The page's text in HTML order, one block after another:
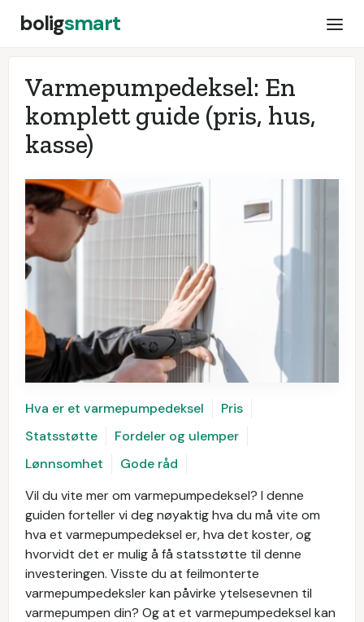
boligsmart
Varmepumpedeksel: En
komplett guide (pris, hus,
kasse)
Hva er et varmepumpedeksel
Pris
Statsstøtte
Fordeler og ulemper
Lønnsomhet
Gode råd
Vil du vite mer om varmepumpedeksel? I denne
guiden forteller vi deg nøyaktig hva du må vite om
hva et varmepumpedeksel er, hva det koster, og
hvorvidt det er mulig å få statsstøtte til denne
investeringen. Visste du at feilmonterte
varmepumpedeksler kan påvirke ytelsesevnen til
varmepumpen din? Og at et varmepumpedeksel kan